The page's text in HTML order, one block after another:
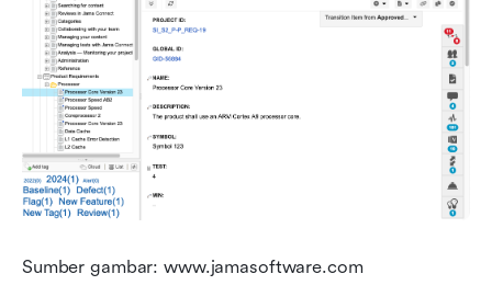
Sumber gambar: www.jamasoftware.com